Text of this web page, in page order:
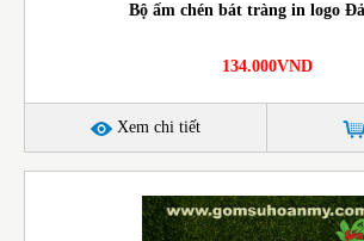
Bộ ấm chén bát tràng in logo
134.000VND
Xem chi tiết